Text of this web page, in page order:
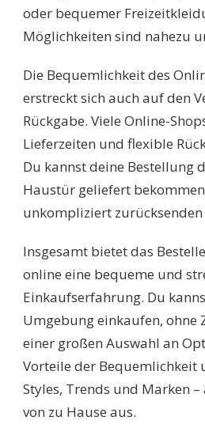
oder bequemer
Möglichkeiten sind nahezu
Die Bequemlichkeit des
erstreckt sich auch auf den
Rückgabe. Viele Online-
Lieferzeiten und flexible
Du kannst deine Bestellung
Haustür geliefert
unkompliziert
Insgesamt bietet das
online eine bequeme und
Einkaufserfahrung. Du
Umgebung einkaufen,
einer großen Auswahl an
Vorteile der Bequemlichkeit
Styles, Trends und Marken
von zu Hause aus.